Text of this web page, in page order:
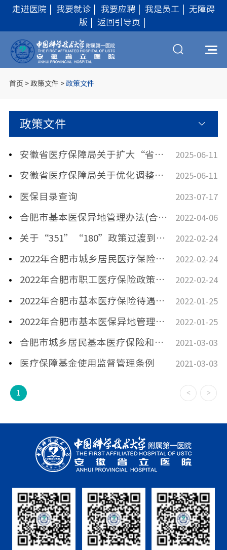
走进医院 我要就诊 我要应聘 我是员工
无障碍
版
返回引导页
首页 > 政策文件 > 政策文件
政策文件
2025-06-11
安徽省医疗保障局关于扩大“省内大病无异地” 试点病种的通知
2025-06-11
安徽省医疗保障局关于优化调整安徽省 基本医疗保险按病种分组付费有关政策的通知
2023-07-17
医保目录查询
2022-04-06
合肥市基本医保异地管理办法(合医保发〔2021〕25号)
2022-02-24
关于“351”“180”政策过渡到三重制度保障的公告
2022-02-24
2022年合肥市城乡居民医疗保险政策简介
2022-02-24
2022年合肥市职工医疗保险政策简介
2022-01-25
2022年合肥市基本医疗保险待遇保障实施细则
2022-01-25
2022年合肥市基本医保异地管理办法
2021-03-03
合肥市城乡居民基本医疗保险和大病保险实施办法
2021-03-03
医疗保障基金使用监督管理条例
1 < >